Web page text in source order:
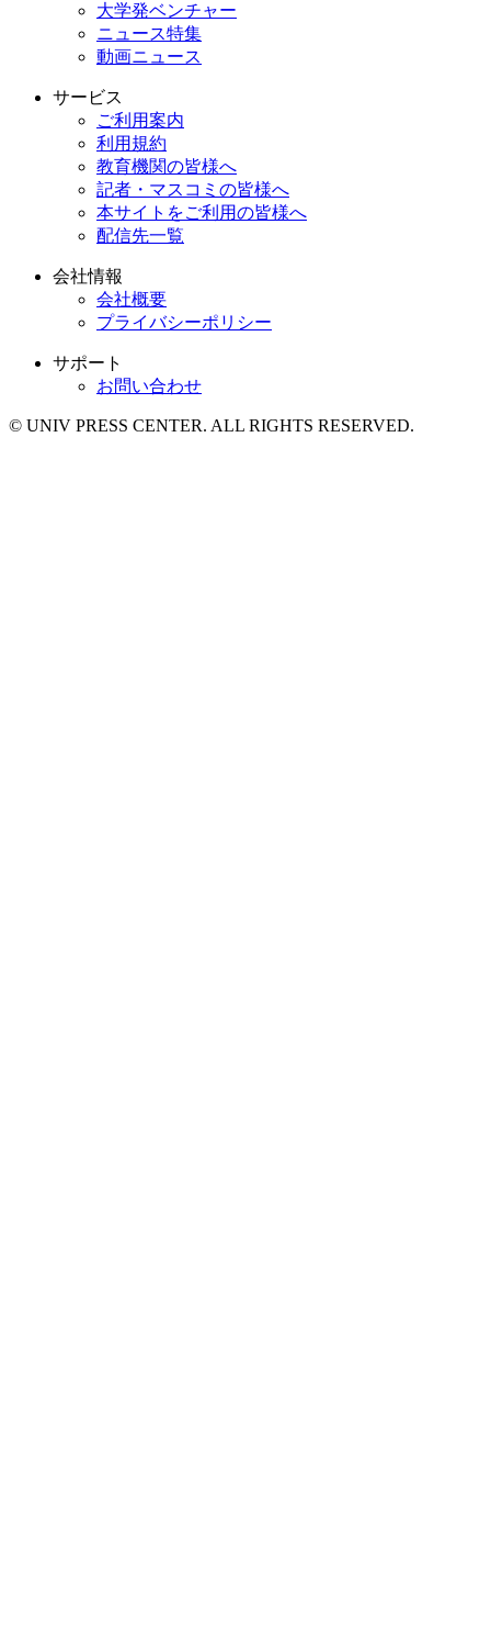
大学発ベンチャー
ニュース特集
動画ニュース
サービス
ご利用案内
利用規約
教育機関の皆様へ
記者・マスコミの皆様へ
本サイトをご利用の皆様へ
配信先一覧
会社情報
会社概要
プライバシーポリシー
サポート
お問い合わせ
© UNIV PRESS CENTER. ALL RIGHTS RESERVED.